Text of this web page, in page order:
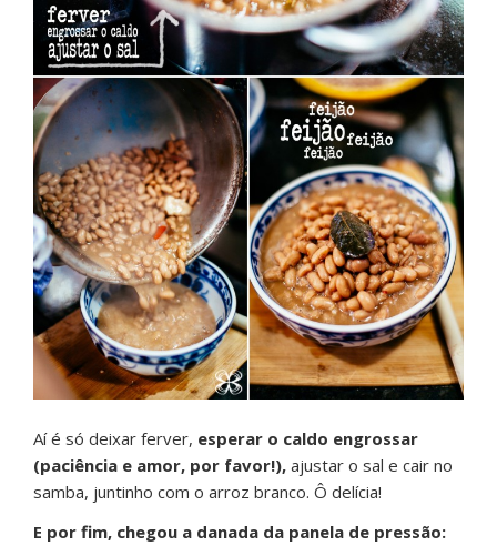
Aí é só deixar ferver, esperar o caldo engrossar
(paciência e amor, por favor!), ajustar o sal e cair no
samba, juntinho com o arroz branco. Ô delícia!
E por fim, chegou a danada da panela de pressão: